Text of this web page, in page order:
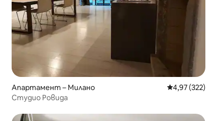
Апартамент – Милано Средна
4,97 (322)
Студио Ровида